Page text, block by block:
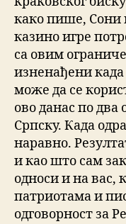
како пише, Сони
казино игре
са овим
изненађени
може да се
ово данас по два
Српску. Када
наравно.
и као што сам
односи и на вас,
патриотама и
одговорност за